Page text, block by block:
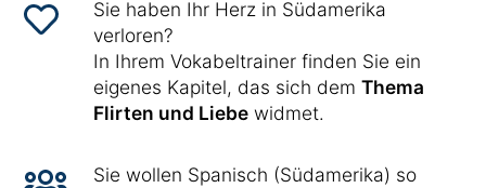
Sie haben Ihr Herz in Südamerika
verloren?
In Ihrem Vokabeltrainer finden Sie ein
eigenes Kapitel, das sich dem Thema
Flirten und Liebe widmet.
Sie wollen Spanisch (Südamerika) so